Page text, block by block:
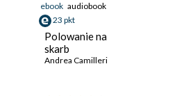
ebook audiobook
23 pkt
Polowanie na
skarb
Andrea Camilleri